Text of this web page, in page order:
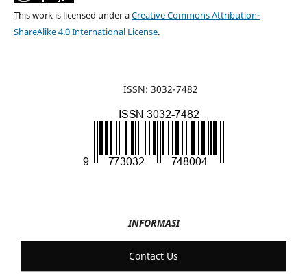
This work is licensed under aCreative Commons Attribution-
ShareAlike 4.0 International License.
ISSN: 3032-7482
INFORMASI
Contact Us